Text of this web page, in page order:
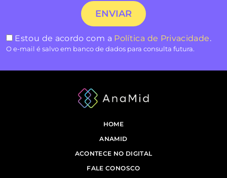
Estou de acordo com a Política de Privacidade.
O e-mail é salvo em banco de dados para consulta futura.
HOME
ANAMID
ACONTECE NO DIGITAL
FALE CONOSCO